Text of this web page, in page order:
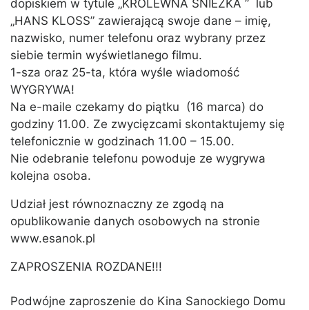
dopiskiem w tytule „KRÓLEWNA ŚNIEŻKA ” lub
„HANS KLOSS” zawierającą swoje dane – imię,
nazwisko, numer telefonu oraz wybrany przez
siebie termin wyświetlanego filmu.
1-sza oraz 25-ta, która wyśle wiadomość
WYGRYWA!
Na e-maile czekamy do piątku (16 marca) do
godziny 11.00. Ze zwycięzcami skontaktujemy się
telefonicznie w godzinach 11.00 – 15.00.
Nie odebranie telefonu powoduje ze wygrywa
kolejna osoba.
Udział jest równoznaczny ze zgodą na
opublikowanie danych osobowych na stronie
www.esanok.pl
ZAPROSZENIA ROZDANE!!!
Podwójne zaproszenie do Kina Sanockiego Domu